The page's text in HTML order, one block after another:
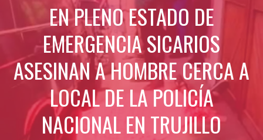
EN PLENO ESTADO DE
EMERGENCIA SlCARlOS
ASESlNAN A HOMBRE CERCA A
LOCAL DE LA POLICÍA
NACIONAL EN TRUJILLO